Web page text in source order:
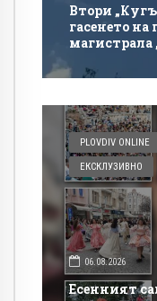
Втори
гасенето
магистрала
PLOVDIV ONLINE
ЕКСКЛУЗИВНО
06.08.2026
Есенният